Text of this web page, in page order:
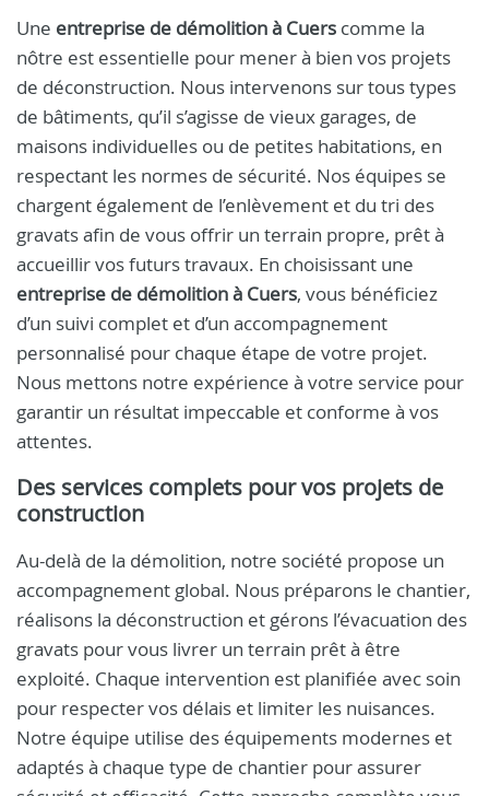
Une entreprise de démolition à Cuers comme la
nôtre est essentielle pour mener à bien vos projets
de déconstruction. Nous intervenons sur tous types
de bâtiments, qu’il s’agisse de vieux garages, de
maisons individuelles ou de petites habitations, en
respectant les normes de sécurité. Nos équipes se
chargent également de l’enlèvement et du tri des
gravats afin de vous offrir un terrain propre, prêt à
accueillir vos futurs travaux. En choisissant une
entreprise de démolition à Cuers, vous bénéficiez
d’un suivi complet et d’un accompagnement
personnalisé pour chaque étape de votre projet.
Nous mettons notre expérience à votre service pour
garantir un résultat impeccable et conforme à vos
attentes.
Des services complets pour vos projets de
construction
Au-delà de la démolition, notre société propose un
accompagnement global. Nous préparons le chantier,
réalisons la déconstruction et gérons l’évacuation des
gravats pour vous livrer un terrain prêt à être
exploité. Chaque intervention est planifiée avec soin
pour respecter vos délais et limiter les nuisances.
Notre équipe utilise des équipements modernes et
adaptés à chaque type de chantier pour assurer